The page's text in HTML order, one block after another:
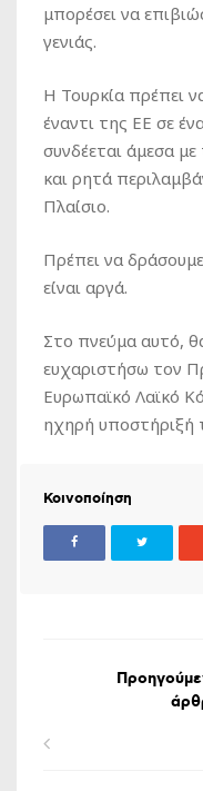
μπορέσει να
γενιάς.
Η Τουρκία πρέπει
έναντι της ΕΕ σε
συνδέεται άμεσα
και ρητά
Πλαίσιο.
Πρέπει να
είναι αργά.
Στο πνεύμα αυτό,
ευχαριστήσω τον
Ευρωπαϊκό Λαϊκό
ηχηρή υποστήριξή
Κοινοποίηση